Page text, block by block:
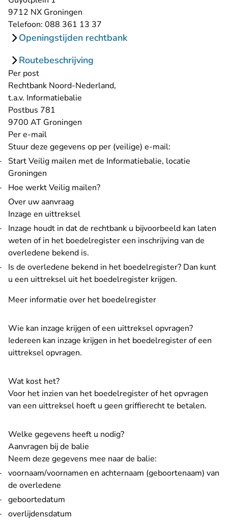
9712 NX Groningen
Telefoon: 088 361 13 37
Openingstijden rechtbank
Routebeschrijving
Per post
Rechtbank Noord-Nederland,
t.a.v. Informatiebalie
Postbus 781
9700 AT Groningen
Per e-mail
Stuurdeze gegevens op per (veilige) e-mail:
StartVeilig mailen met de Informatiebalie, locatie
Groningen
Hoe werkt Veilig mailen?
Over uw aanvraag
Inzage en uittreksel
Inzage houdt in dat de rechtbank u bijvoorbeeld kan laten
weten of in het boedelregister een inschrijving van de
overledene bekend is.
Is de overledene bekend in het boedelregister? Dan kunt
u een uittreksel uit het boedelregister krijgen.
Meer informatie over het boedelregister
Wie kan inzage krijgen of een uittreksel opvragen?
Iedereen kan inzage krijgen in het boedelregister of een
uittreksel opvragen.
Wat kost het?
Voor het inzien van het boedelregister of het opvragen
van een uittreksel hoeft u geen griffierecht te betalen.
Welke gegevens heeft u nodig?
Aanvragen bij de balie
Neem deze gegevens mee naar de balie:
voornaam/voornamen en achternaam (geboortenaam) van
de overledene
geboortedatum
overlijdensdatum